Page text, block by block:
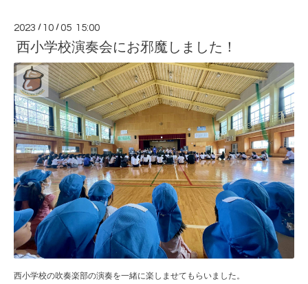
2023 / 10 /05 15:00
西小学校演奏会にお邪魔しました！
西小学校の吹奏楽部の演奏を一緒に楽しませてもらいました。